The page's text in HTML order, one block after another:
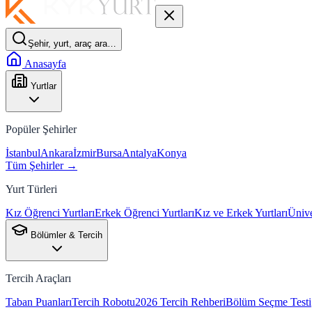
Şehir, yurt, araç ara…
Anasayfa
Yurtlar
Popüler Şehirler
İstanbulAnkaraİzmirBursaAntalyaKonya
Tüm Şehirler →
Yurt Türleri
Kız Öğrenci YurtlarıErkek Öğrenci YurtlarıKız ve Erkek Yurtları
Bölümler & Tercih
Tercih Araçları
Taban PuanlarıTercih Robotu2026 Tercih RehberiBölüm Seçme Testi